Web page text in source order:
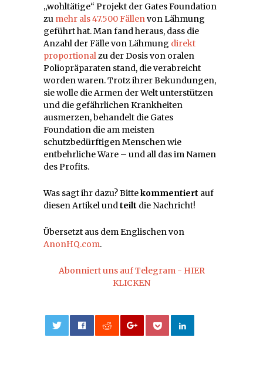
„wohltätige“ Projekt der Gates Foundation
zu mehr als 47.500 Fällenvon Lähmung
geführt hat. Man fand heraus, dass die
Anzahl der Fälle von Lähmung direkt
proportionalzu der Dosis von oralen
Poliopräparaten stand, die verabreicht
worden waren. Trotz ihrer Bekundungen,
sie wolle die Armen der Welt unterstützen
und die gefährlichen Krankheiten
ausmerzen, behandelt die Gates
Foundation die am meisten
schutzbedürftigen Menschen wie
entbehrliche Ware – und all das im Namen
des Profits.
Was sagt ihr dazu? Bittekommentiert auf
diesen Artikel undteilt die Nachricht!
Übersetzt aus dem Englischen von
AnonHQ.com.
Abonniert uns auf Telegram - HIER
KLICKEN